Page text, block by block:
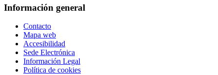
Información general
Contacto
Mapa web
Accesibilidad
Sede Electrónica
Información Legal
Política de cookies